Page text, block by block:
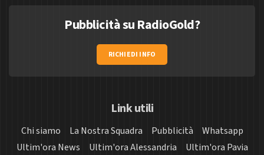
Pubblicità su RadioGold?
RICHIEDI INFO
Link utili
Chi siamo La Nostra Squadra Pubblicità
Whatsapp
Ultim'ora News
Ultim'ora Alessandria
Ultim'ora Pavia